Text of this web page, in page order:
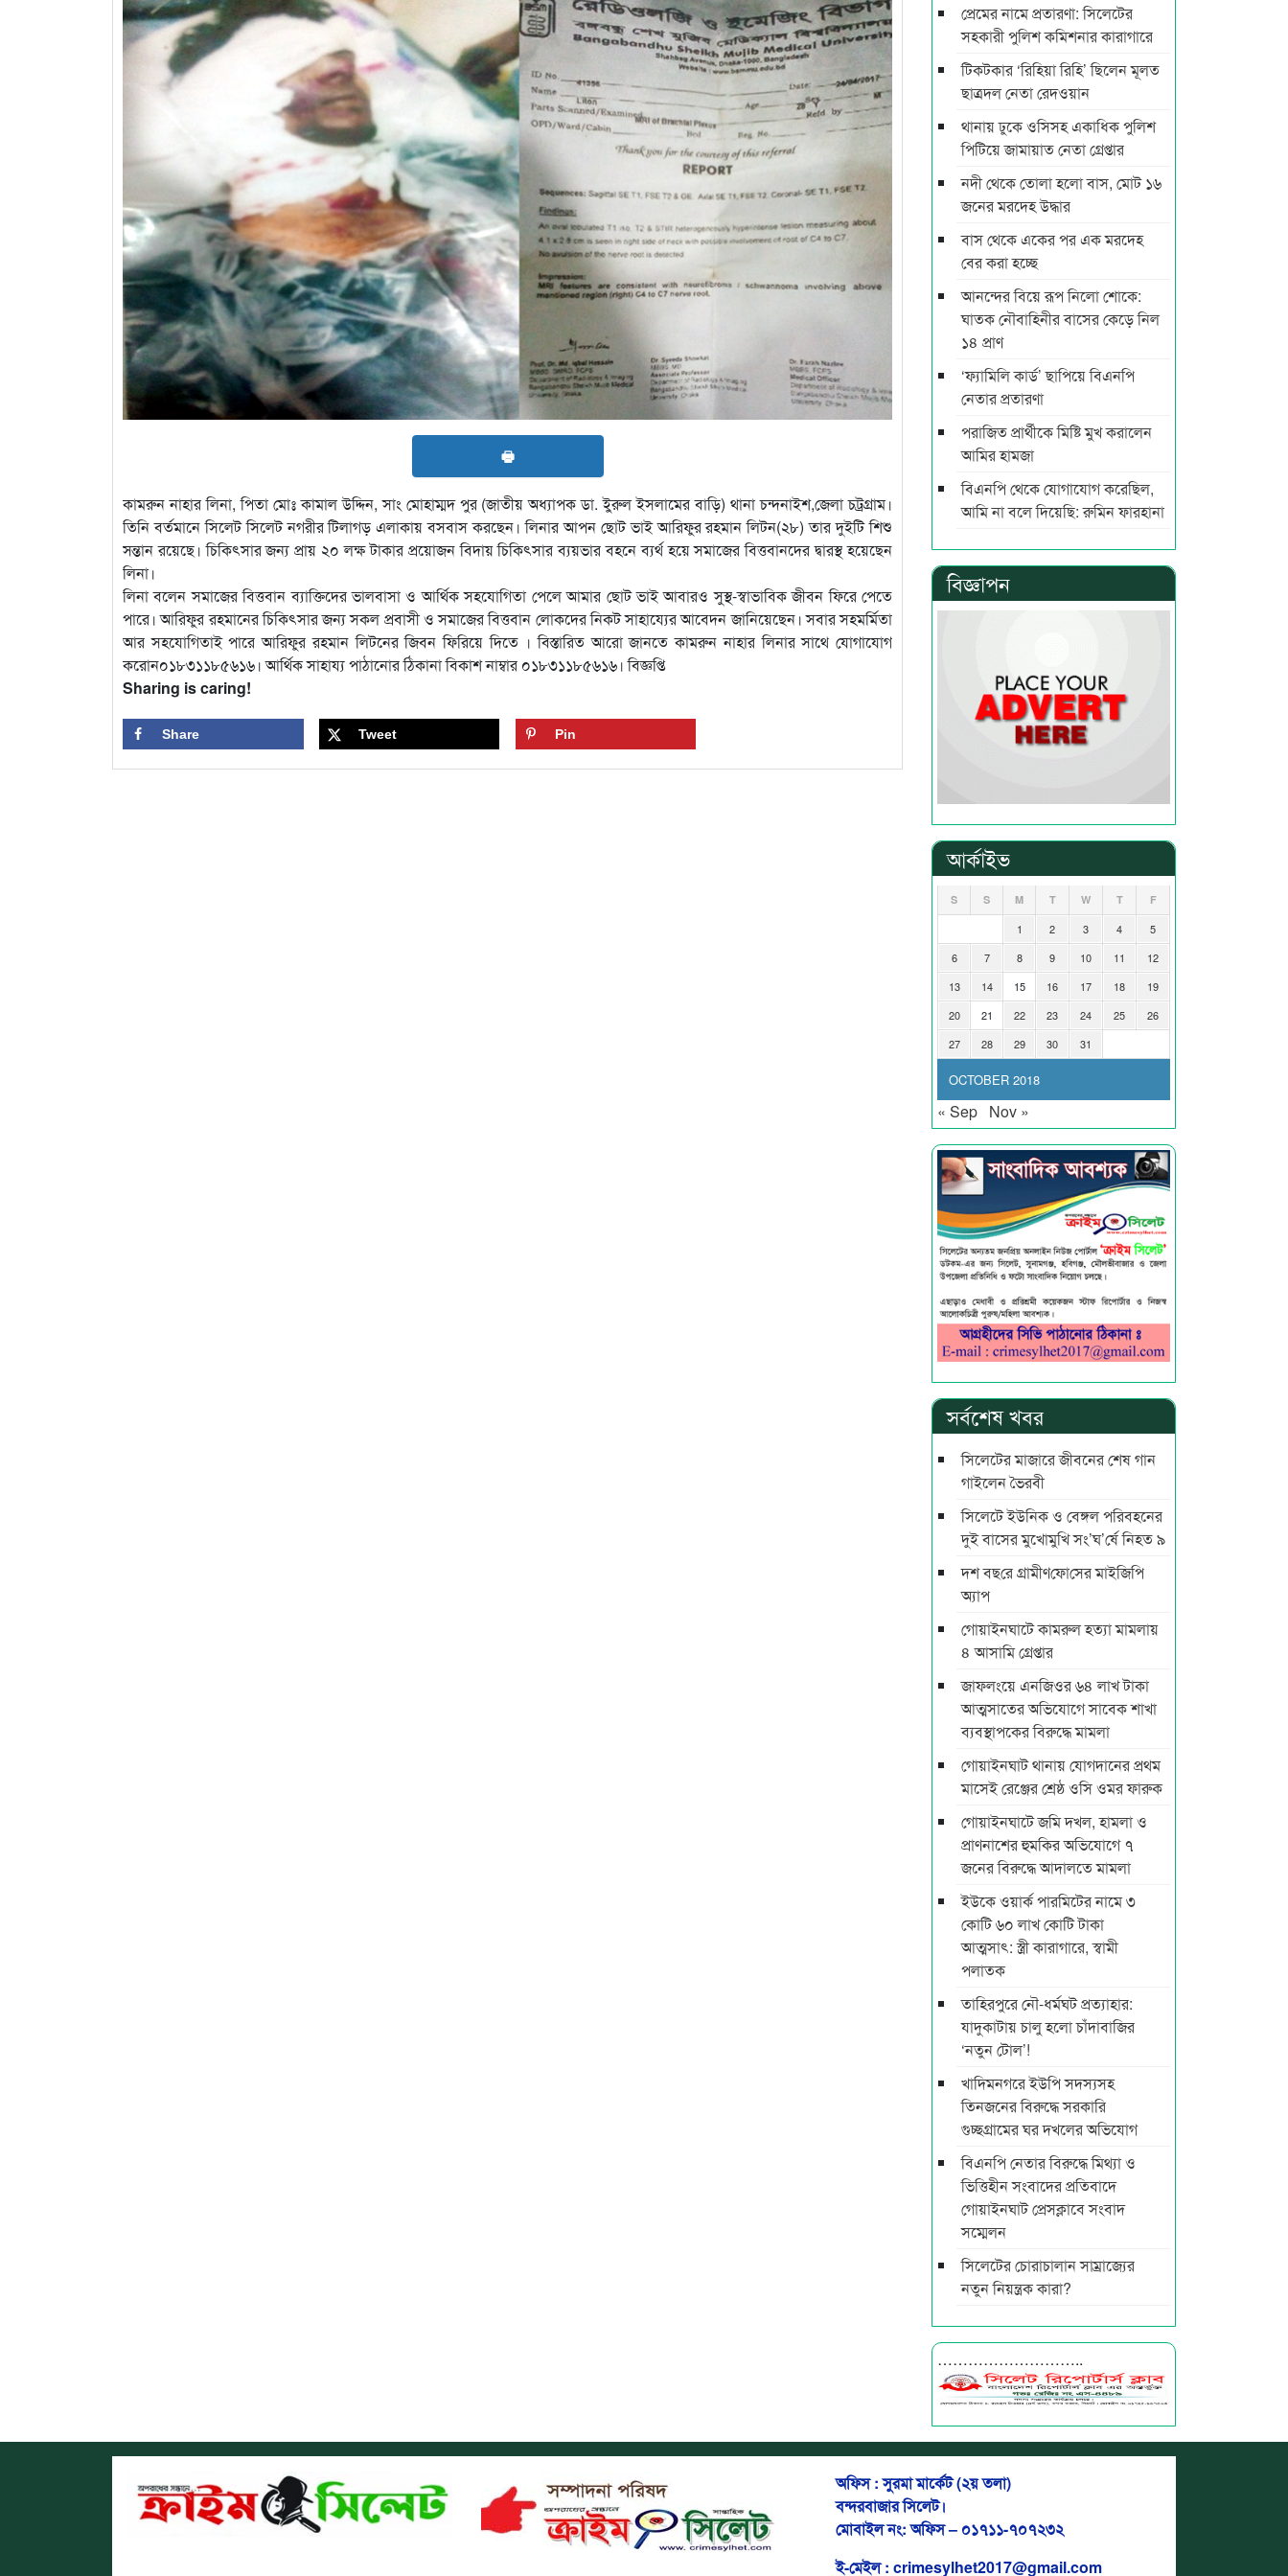
🖶
কামরুন নাহার লিনা, পিতা মোঃ কামাল উদ্দিন, সাং মোহাম্মদ পুর (জাতীয় অধ্যাপক ডা. ইুরুল ইসলামের বাড়ি) থানা চন্দনাইশ,জেলা চট্রগ্রাম।
তিনি বর্তমানে সিলেট সিলেট নগরীর টিলাগড় এলাকায় বসবাস করছেন। লিনার আপন ছোট ভাই আরিফুর রহমান লিটন(২৮) তার দুইটি শিশু
সন্তান রয়েছে। চিকিৎসার জন্য প্রায় ২০ লক্ষ টাকার প্রয়োজন বিদায় চিকিৎসার ব্যয়ভার বহনে ব্যর্থ হয়ে সমাজের বিত্তবানদের দ্বারস্থ হয়েছেন
লিনা।
লিনা বলেন সমাজের বিত্তবান ব্যাক্তিদের ভালবাসা ও আর্থিক সহযোগিতা পেলে আমার ছোট ভাই আবারও সুস্থ-স্বাভাবিক জীবন ফিরে পেতে
পারে। আরিফুর রহমানের চিকিৎসার জন্য সকল প্রবাসী ও সমাজের বিত্তবান লোকদের নিকট সাহায্যের আবেদন জানিয়েছেন। সবার সহমর্মিতা
আর সহযোগিতাই পারে আরিফুর রহমান লিটনের জিবন ফিরিয়ে দিতে । বিস্তারিত আরো জানতে কামরুন নাহার লিনার সাথে যোগাযোগ
করোন০১৮৩১১৮৫৬১৬। আর্থিক সাহায্য পাঠানোর ঠিকানা বিকাশ নাম্বার ০১৮৩১১৮৫৬১৬। বিজ্ঞপ্তি
Sharing is caring!
Share Tweet Pin
প্রেমের নামে প্রতারণা: সিলেটের
সহকারী পুলিশ কমিশনার কারাগারে
টিকটকার ‘রিহিয়া রিহি’ ছিলেন মূলত
ছাত্রদল নেতা রেদওয়ান
থানায় ঢুকে ওসিসহ একাধিক পুলিশ
পিটিয়ে জামায়াত নেতা গ্রেপ্তার
নদী থেকে তোলা হলো বাস, মোট ১৬
জনের মরদেহ উদ্ধার
বাস থেকে একের পর এক মরদেহ
বের করা হচ্ছে
আনন্দের বিয়ে রূপ নিলো শোকে:
ঘাতক নৌবাহিনীর বাসের কেড়ে নিল
১৪ প্রাণ
‘ফ্যামিলি কার্ড’ ছাপিয়ে বিএনপি
নেতার প্রতারণা
পরাজিত প্রার্থীকে মিষ্টি মুখ করালেন
আমির হামজা
বিএনপি থেকে যোগাযোগ করেছিল,
আমি না বলে দিয়েছি: রুমিন ফারহানা
বিজ্ঞাপন
আর্কাইভ
OCTOBER 2018
S S M T W T F
1 2 3 4
5
6
7 8 9 10 11
12
13
14 15 16 17 18
19
20
21 22 23 24 25
26
27
28 29 30 31
« Sep Nov »
সর্বশেষ খবর
সিলেটের মাজারে জীবনের শেষ গান
গাইলেন ভৈরবী
সিলেটে ইউনিক ও বেঙ্গল পরিবহনের
দুই বাসের মুখোমুখি সং’ঘ’র্ষে নিহত ৯
দশ বছ‌রে গ্রামীণ‌ফো‌সের মাইজিপি
অ্যাপ
গোয়াইনঘাটে কামরুল হত্যা মামলায়
৪ আসামি গ্রেপ্তার
জাফলংয়ে এনজিওর ৬৪ লাখ টাকা
আত্মসাতের অভিযোগে সাবেক শাখা
ব্যবস্থাপকের বিরুদ্ধে মামলা
গোয়াইনঘাট থানায় যোগদানের প্রথম
মাসেই রেঞ্জের শ্রেষ্ঠ ওসি ওমর ফারুক
গোয়াইনঘাটে জমি দখল, হামলা ও
প্রাণনাশের হুমকির অভিযোগে ৭
জনের বিরুদ্ধে আদালতে মামলা
ইউকে ওয়ার্ক পারমিটের নামে ৩
কোটি ৬০ লাখ কোটি টাকা
আত্মসাৎ: স্ত্রী কারাগারে, স্বামী
পলাতক
তাহিরপুরে নৌ-ধর্মঘট প্রত্যাহার:
যাদুকাটায় চালু হলো চাঁদাবাজির
‘নতুন টোল’!
খাদিমনগরে ইউপি সদস্যসহ
তিনজনের বিরুদ্ধে সরকারি
গুচ্ছগ্রামের ঘর দখলের অভিযোগ
বিএনপি নেতার বিরুদ্ধে মিথ্যা ও
ভিত্তিহীন সংবাদের প্রতিবাদে
গোয়াইনঘাট প্রেসক্লাবে সংবাদ
সম্মেলন
সিলেটের চোরাচালান সাম্রাজ্যের
নতুন নিয়ন্ত্রক কারা?
………………………..
অফিস : সুরমা মার্কেট (২য় তলা)
বন্দরবাজার সিলেট।
মোবাইল নং: অফিস – ০১৭১১-৭০৭২৩২
ই-মেইল : crimesylhet2017@gmail.com